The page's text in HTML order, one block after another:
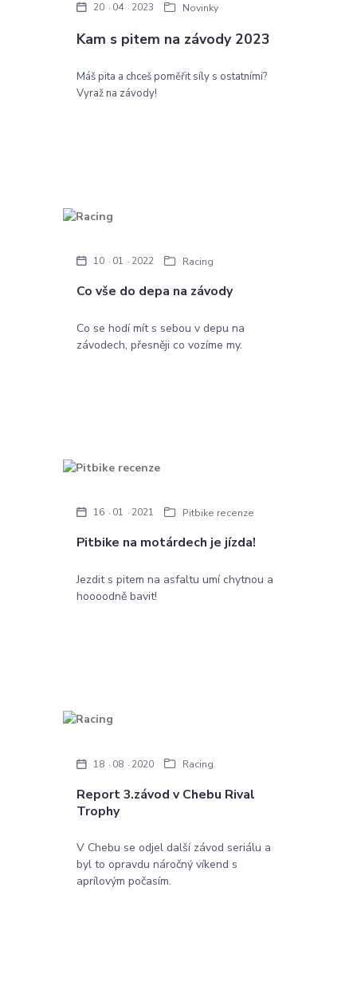
Kam s pitem na závody 2023
20 04 2023 Novinky
Máš pita a chceš poměřit síly s ostatními?
Vyraž na závody!
Co vše do depa na závody
10 01 2022 Racing
Co se hodí mít s sebou v depu na
závodech, přesněji co vozíme my.
Pitbike na motárdech je jízda!
16 01 2021 Pitbike recenze
Jezdit s pitem na asfaltu umí chytnou a
hoooodně bavit!
Report 3.závod v Chebu Rival
Trophy
18 08 2020 Racing
V Chebu se odjel další závod seriálu a
byl to opravdu náročný víkend s
aprílovým počasím.